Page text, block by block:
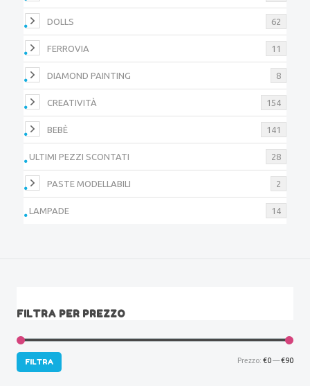
DOLLS 62
FERROVIA 11
DIAMOND PAINTING 8
CREATIVITÀ 154
BEBÈ 141
ULTIMI PEZZI SCONTATI 28
PASTE MODELLABILI 2
LAMPADE 14
FILTRA PER PREZZO
FILTRA Prezzo: €0—€90